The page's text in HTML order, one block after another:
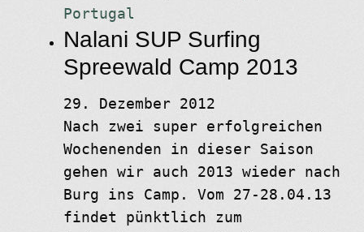
Portugal
Nalani SUP Surfing
Spreewald Camp 2013
29. Dezember 2012
Nach zwei super erfolgreichen
Wochenenden in dieser Saison
gehen wir auch 2013 wieder nach
Burg ins Camp. Vom 27-28.04.13
findet pünktlich zum